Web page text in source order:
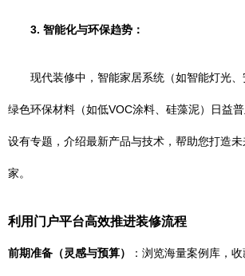
3. 智能化与环保趋势：
现代装修中，智能家居系统（如智能灯光
绿色环保材料（如低VOC涂料、硅藻泥）日益
设有专题，介绍最新产品与技术，帮助您打造
家。
利用门户平台高效推进装修流程
前期准备（灵感与预算） ：浏览海量案例库，